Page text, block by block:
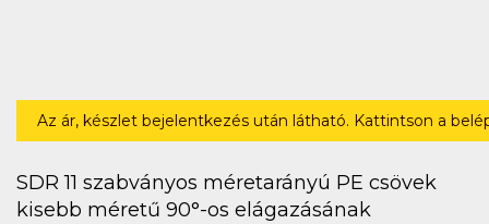
Az ár, készlet bejelentkezés után látható. Kattintson a
SDR 11 szabványos méretarányú PE csövek
kisebb méretű 90°-os elágazásának